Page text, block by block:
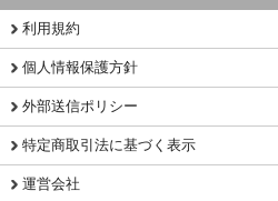
利用規約
個人情報保護方針
外部送信ポリシー
特定商取引法に基づく表示
運営会社